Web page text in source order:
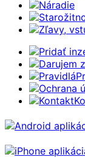
Náradie
Zľavy,